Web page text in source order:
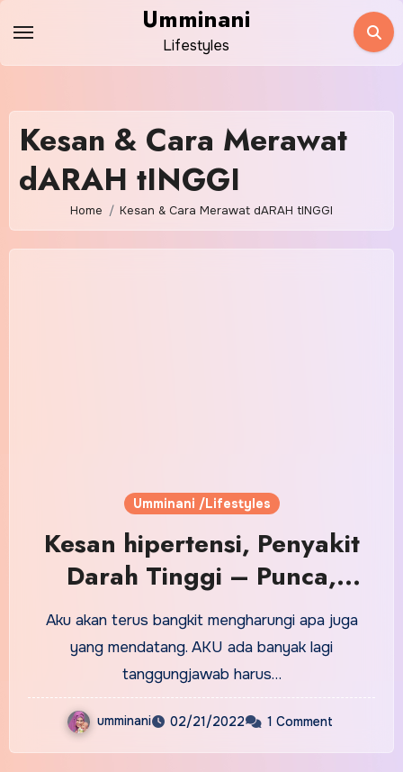
content
Umminani
Lifestyles
Kesan & Cara Merawat
dARAH tINGGI
Home Kesan & Cara Merawat dARAH tINGGI
Umminani /Lifestyles
Kesan hipertensi, Penyakit
Darah Tinggi – Punca,
Kesan & Cara Merawat
Aku akan terus bangkit mengharungi apa juga
yang mendatang. AKU ada banyak lagi
tanggungjawab harus…
umminani 02/21/2022 1 Comment